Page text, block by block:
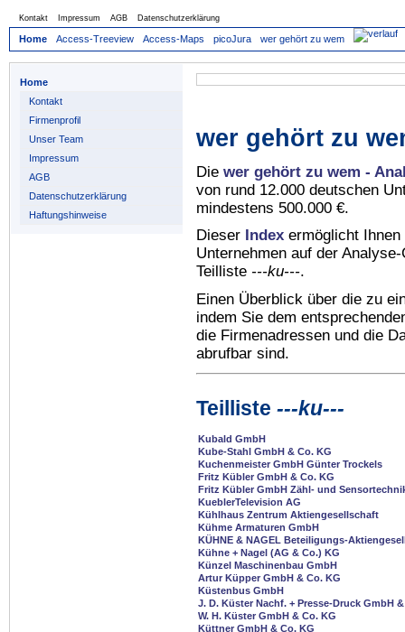
Kontakt Impressum AGB Datenschutzerklärung
Home Access-Treeview Access-Maps picoJura wer gehört zu wem
Home
Kontakt
Firmenprofil
Unser Team
Impressum
AGB
Datenschutzerklärung
Haftungshinweise
wer gehört zu
Die wer gehört zu wem -
von rund 12.000 deutschen
mindestens 500.000 €.
Dieser Index ermöglicht
Unternehmen auf der
Teilliste ---ku---.
Einen Überblick über die zu
indem Sie dem
die Firmenadressen und die
abrufbar sind.
Teilliste ---ku---
Kubald GmbH
Kube-Stahl GmbH & Co. KG
Kuchenmeister GmbH Günter Trockels
Fritz Kübler GmbH & Co. KG
Fritz Kübler GmbH Zähl- und
KueblerTelevision AG
Kühlhaus Zentrum Aktiengesellschaft
Kühme Armaturen GmbH
KÜHNE & NAGEL Beteiligungs-
Kühne + Nagel (AG & Co.) KG
Künzel Maschinenbau GmbH
Artur Küpper GmbH & Co. KG
Küstenbus GmbH
J. D. Küster Nachf. + Presse-Druck GmbH
W. H. Küster GmbH & Co. KG
Küttner GmbH & Co. KG